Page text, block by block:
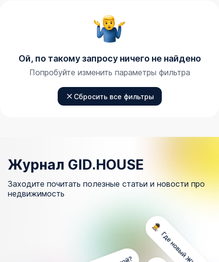
Ой, по такому запросу ничего не найдено
Попробуйте изменить параметры фильтра
Сбросить все фильтры
Журнал GID.HOUSE
Заходите почитать полезные статьи и новости про
недвижимость